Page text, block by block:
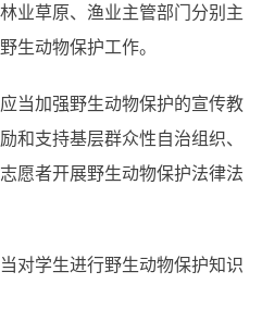
草原、渔业主管部门分别主
生动物保护工作。
当加强野生动物保护的宣传教
和支持基层群众性自治组织、
愿者开展野生动物保护法律法
学生进行野生动物保护知识